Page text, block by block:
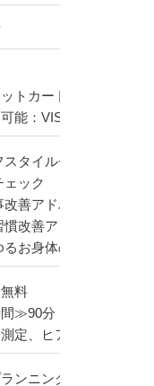
ットカード（分割払いも
能：VISA、master、
タイルチェック
ック
善アドバイス
改善アドバイス
お身体のお悩み相談
料
≫90分
定、ヒアリング、体験
ンニング